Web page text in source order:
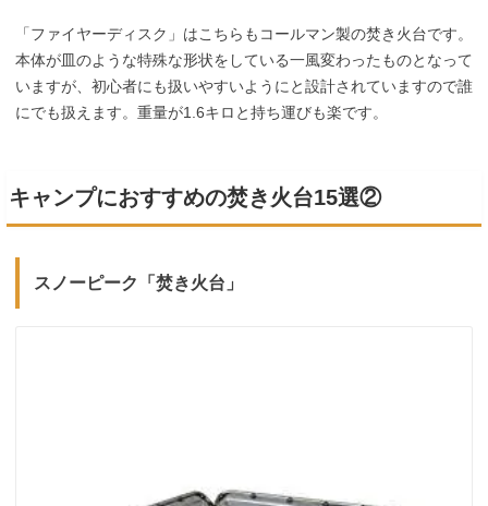
「ファイヤーディスク」はこちらもコールマン製の焚き火台です。
本体が皿のような特殊な形状をしている一風変わったものとなって
いますが、初心者にも扱いやすいようにと設計されていますので誰
にでも扱えます。重量が1.6キロと持ち運びも楽です。
キャンプにおすすめの焚き火台15選②
スノーピーク「焚き火台」